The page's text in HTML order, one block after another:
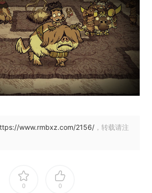
www.rmbxz.com/2156/ ，转载请注
0 0